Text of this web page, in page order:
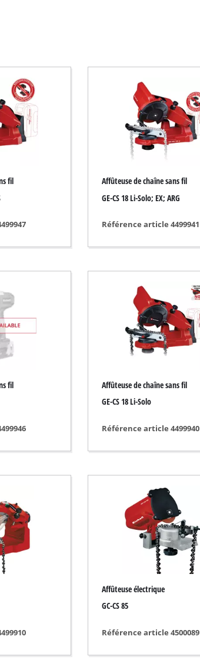
Taille-haie électrique
Taille-haie sans fil
Taille-haie thermique
Taille-Haie téléscopique
Pompes de jardin
Pompe pour les eaux usées
Pompe de forage
Scarificateur thermique
Coupe branches
fil
Affûteuse de chaîne sans fil
GE-CS 18 Li-Solo; EX; ARG
Référence article 4499941
fil
Affûteuse de chaîne sans fil
GE-CS 18 Li-Solo
Référence article 4499940
Affûteuse électrique
GC-CS 85
Référence article 4500089